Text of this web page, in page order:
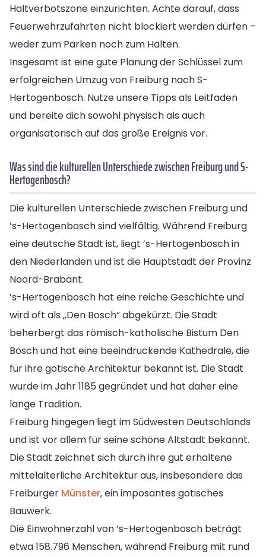
Haltverbotszone einzurichten. Achte darauf, dass
Feuerwehrzufahrten nicht blockiert werden dürfen –
weder zum Parken noch zum Halten.
Insgesamt ist eine gute Planung der Schlüssel zum
erfolgreichen Umzug von Freiburg nach S-
Hertogenbosch. Nutze unsere Tipps als Leitfaden
und bereite dich sowohl physisch als auch
organisatorisch auf das große Ereignis vor.
Was sind die kulturellen Unterschiede zwischen Freiburg und S-
Hertogenbosch?
Die kulturellen Unterschiede zwischen Freiburg und
’s-Hertogenbosch sind vielfältig. Während Freiburg
eine deutsche Stadt ist, liegt ’s-Hertogenbosch in
den Niederlanden und ist die Hauptstadt der Provinz
Noord-Brabant.
’s-Hertogenbosch hat eine reiche Geschichte und
wird oft als „Den Bosch“ abgekürzt. Die Stadt
beherbergt das römisch-katholische Bistum Den
Bosch und hat eine beeindruckende Kathedrale, die
für ihre gotische Architektur bekannt ist. Die Stadt
wurde im Jahr 1185 gegründet und hat daher eine
lange Tradition.
Freiburg hingegen liegt im Südwesten Deutschlands
und ist vor allem für seine schöne Altstadt bekannt.
Die Stadt zeichnet sich durch ihre gut erhaltene
mittelalterliche Architektur aus, insbesondere das
Freiburger Münster, ein imposantes gotisches
Bauwerk.
Die Einwohnerzahl von ’s-Hertogenbosch beträgt
etwa 158.796 Menschen, während Freiburg mit rund